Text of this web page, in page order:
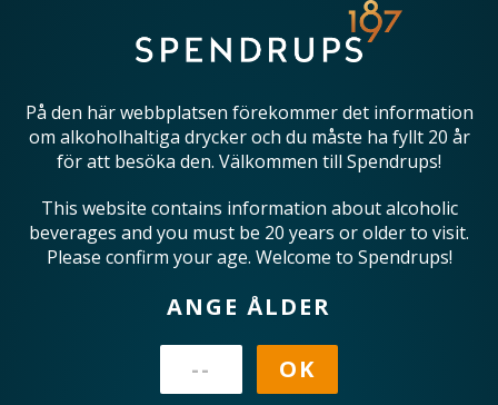
På den här webbplatsen förekommer det information
om alkoholhaltiga drycker och du måste ha fyllt 20 år
för att besöka den. Välkommen till Spendrups!
This website contains information about alcoholic
beverages and you must be 20 years or older to visit.
Please confirm your age. Welcome to Spendrups!
ANGE ÅLDER